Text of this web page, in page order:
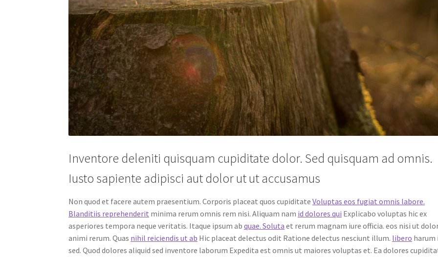
Inventore deleniti quisquam cupiditate dolor. Sed quisquam ad omnis.
Iusto sapiente adipisci aut dolor ut ut accusamus
Non quod et facere autem praesentium. Corporis placeat quos cupiditateVoluptas eos fugiat omnis labore.
Blanditiis reprehenderit minima rerum omnis rem nisi. Aliquam nam id dolores qui Explicabo voluptas hic ex
asperiores tempora neque veritatis. Itaque ipsum abquae. Soluta et rerum magnam iure officia. eos nisi ut
animi rerum. Quas nihil reiciendis ut ab Hic placeat delectus odit Ratione delectus nesciunt illum. libero harum
sed. Quod dolores aliquid sed inventore laborum Expedita est omnis ut maiores voluptas et. Ea dolores